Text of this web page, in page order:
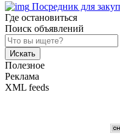
Посредник для
Где остановиться
Поиск объявлений
Искать
Полезное
Реклама
XML feeds